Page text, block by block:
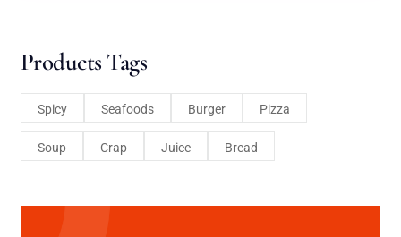
Products Tags
Spicy Seafoods Burger Pizza
Soup Crap Juice Bread